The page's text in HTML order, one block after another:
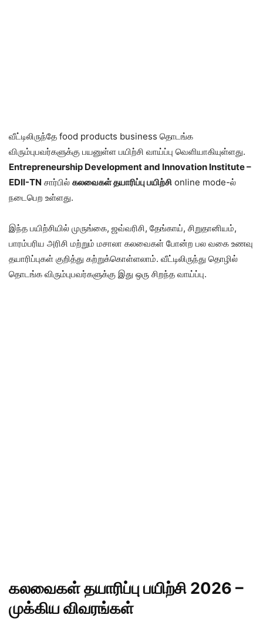
வீட்டிலிருந்தே food products business தொடங்க
விரும்புபவர்களுக்கு பயனுள்ள பயிற்சி வாய்ப்பு வெளியாகியுள்ளது.
Entrepreneurship Development and Innovation Institute –
EDII-TN சார்பில் கலவைகள் தயாரிப்பு பயிற்சி online mode-ல்
நடைபெற உள்ளது.
இந்த பயிற்சியில் முருங்கை, ஜவ்வரிசி, தேங்காய், சிறுதானியம்,
பாரம்பரிய அரிசி மற்றும் மசாலா கலவைகள் போன்ற பல வகை உணவு
தயாரிப்புகள் குறித்து கற்றுக்கொள்ளலாம். வீட்டிலிருந்து தொழில்
தொடங்க விரும்புபவர்களுக்கு இது ஒரு சிறந்த வாய்ப்பு.
கலவைகள் தயாரிப்பு பயிற்சி 2026 –
முக்கிய விவரங்கள்